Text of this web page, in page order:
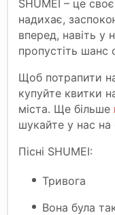
SHUMEI – це
надихає,
вперед, навіть у
пропустіть шанс
Щоб потрапити
купуйте квитки
міста. Ще більше
шукайте у нас на
Пісні SHUMEI:
Тривога
Вона була